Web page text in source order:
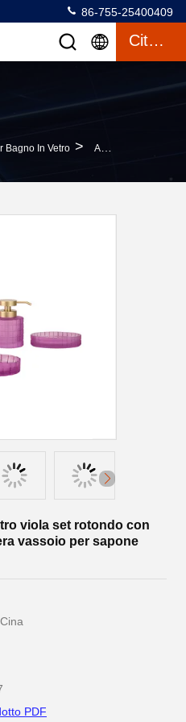
86-755-25400409
Citazione
Bagno In Vetro > Accessori Da Bagno In Vetro Viola Set Rotondo Con Grande Casella A Scacchiera Vassoio Per Sapone Dispenser Per Sapone
viola set rotondo con
vassoio per sapone
PDF